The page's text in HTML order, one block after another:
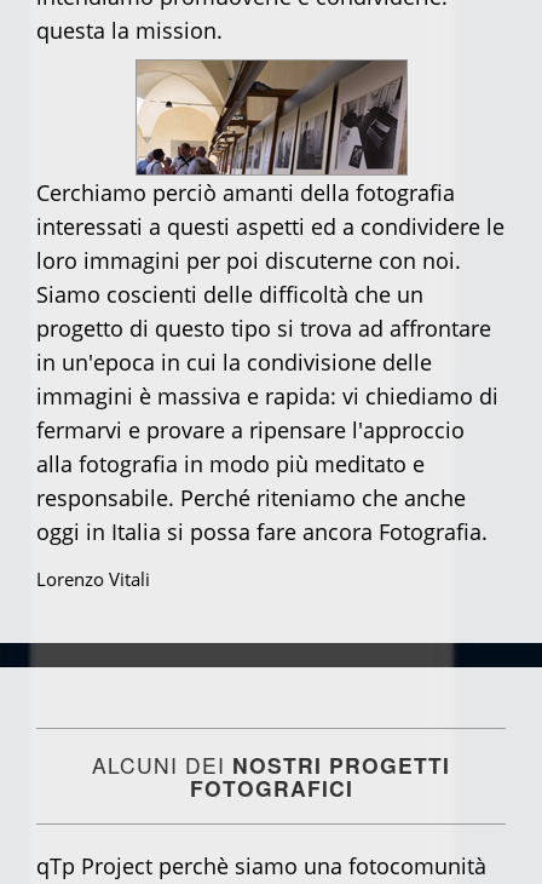
questa la mission.
Cerchiamo perciò amanti della fotografia
interessati a questi aspetti ed a condividere le
loro immagini per poi discuterne con noi.
Siamo coscienti delle difficoltà che un
progetto di questo tipo si trova ad affrontare
in un'epoca in cui la condivisione delle
immagini è massiva e rapida: vi chiediamo di
fermarvi e provare a ripensare l'approccio
alla fotografia in modo più meditato e
responsabile. Perché riteniamo che anche
oggi in Italia si possa fare ancora Fotografia.
Lorenzo Vitali
ALCUNI DEI NOSTRI PROGETTI
FOTOGRAFICI
qTp Project perchè siamo una fotocomunità